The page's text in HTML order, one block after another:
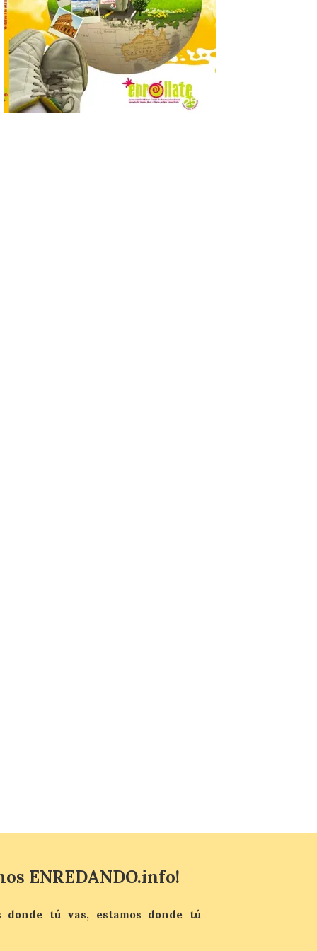
Empleo y Comercio
destina 8,75 millones de
euros al programa JOVEL
2026, cofinanciado por el Fondo Social
Europeo Plus (FSE+), para favorecer la
contratación temporal de 300 jóvenes
desempleados inscritos en el Sistema
Nacional de […]
oficial del Festival One […]
ENREDANDO.info!
donde tú vas, estamos donde tú